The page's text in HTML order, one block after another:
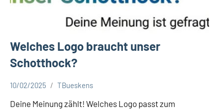
Welches Logo braucht unser
Schotthock?
10/02/2025 TBueskens
Deine Meinung zählt! Welches Logo passt zum